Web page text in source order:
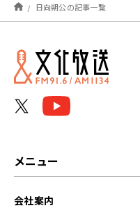
2024年09月
2022年12月
日向朔公の記事一覧
メニュー
会社案内